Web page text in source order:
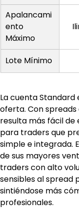
Apalancami
ento
Máximo
Lote Mínimo
La cuenta
oferta. Con spreads
resulta más fácil de
para traders que
simple e integrada.
de sus mayores
traders con alto
sensibles al
sintiéndose más
profesionales.